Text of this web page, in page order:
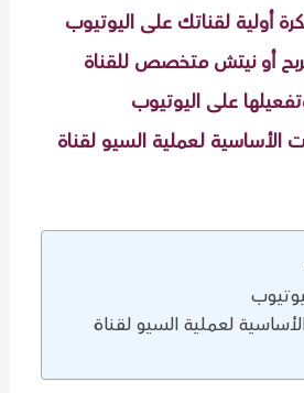
أولية لقناتك على اليوتيوب
أو نيتش متخصص للقناة
على اليوتيوب
الأساسية لعملية السيو لقناة
لعملية السيو لقناة